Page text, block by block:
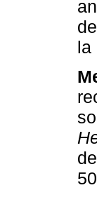
la